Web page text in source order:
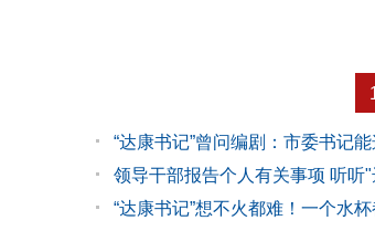
“达康书记”曾问编剧：市委书记
领导干部报告个人有关事项 听听
“达康书记”想不火都难！一个水